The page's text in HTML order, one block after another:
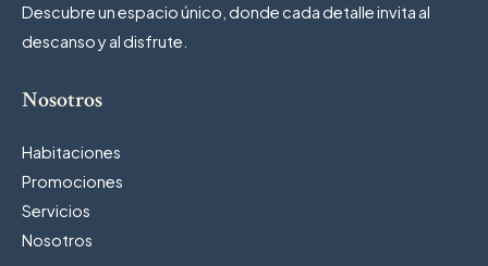
Descubre un espacio único, donde cada detalle invita al
descanso y al disfrute.
Nosotros
Habitaciones
Promociones
Servicios
Nosotros